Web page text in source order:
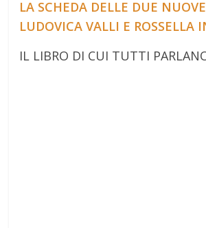
LA SCHEDA DELLE DUE
LUDOVICA VALLI E ROSSELLA
IL LIBRO DI CUI TUTTI